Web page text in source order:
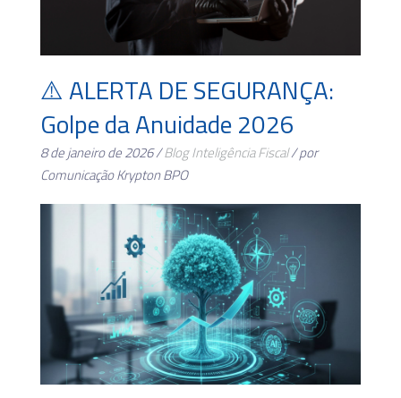
⚠️ ALERTA DE SEGURANÇA:
Golpe da Anuidade 2026
8 de janeiro de 2026 /BlogInteligência Fiscal/ por
Comunicação Krypton BPO